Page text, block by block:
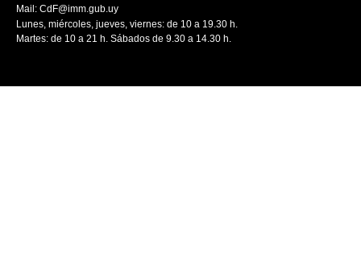
Mail: CdF@imm.gub.uy
Lunes, miércoles, jueves, viernes: de 10 a 19.30 h.
Martes: de 10 a 21 h. Sábados de 9.30 a 14.30 h.